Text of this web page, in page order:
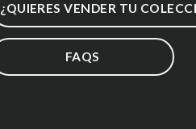
¿QUIERES VENDER TU
FAQS